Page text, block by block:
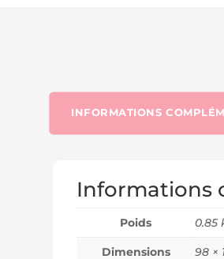
INFORMATIONS
Informations
Poids 0.85
Dimensions 98 ×